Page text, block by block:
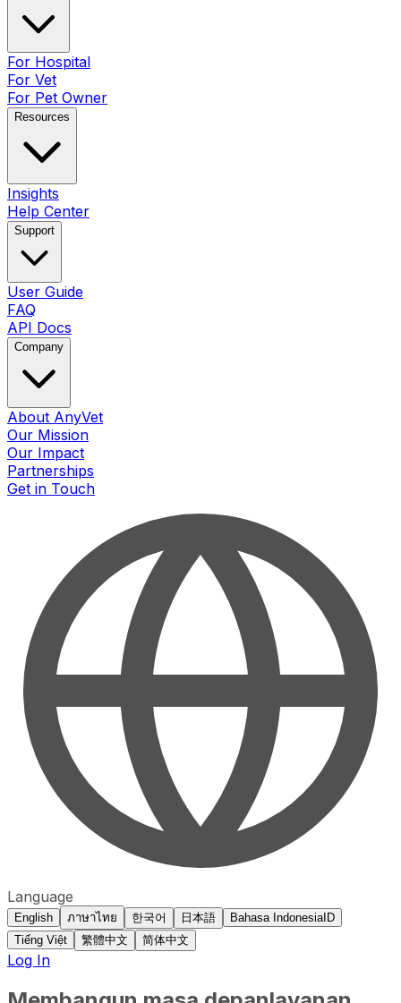
For Hospital
For Vet
For Pet Owner
Resources
Insights
Help Center
Support
User Guide
FAQ
API Docs
Company
About AnyVet
Our Mission
Our Impact
Partnerships
Get in Touch
Language
English ภาษาไทย 한국어 日本語 Bahasa IndonesiaID
Tiếng Việt
繁體中文 简体中文
Log In